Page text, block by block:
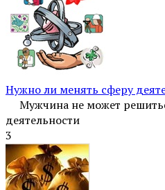
Нужно ли менять сферу
Мужчина не может
деятельности
3